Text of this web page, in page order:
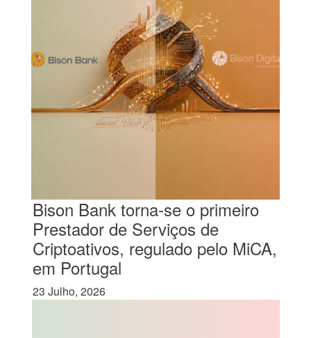
Bison Bank torna-se o primeiro
Prestador de Serviços de
Criptoativos, regulado pelo MiCA,
em Portugal
23 Julho, 2026